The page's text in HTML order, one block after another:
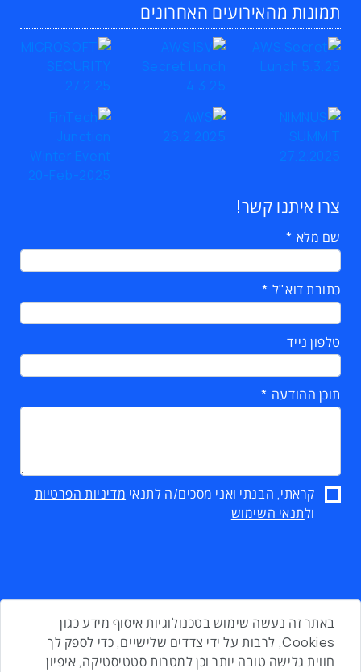
תמונות מהאירועים האחרונים
צרו איתנו קשר!
שם מלא
כתובת דוא"ל
טלפון נייד
תוכן ההודעה
קראתי, הבנתי ואני מסכים/ה לתנאי מדיניות הפרטיות
ולתנאי השימוש
באתר זה נעשה שימוש בטכנולוגיות איסוף מידע כגון
Cookies, לרבות על ידי צדדים שלישיים, כדי לספק לך
חווית גלישה טובה יותר וכן למטרות סטטיסטיקה, איפיון